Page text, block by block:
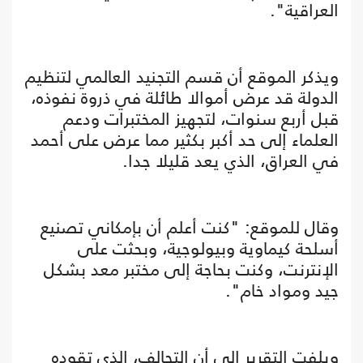
العراقية".
ويذكر الموقع أن قسم التجنيد العالمي لتنظيم
الدولة قد عرض أموالا طائلة في ذروة نفوذه،
قبل أربع سنوات، لتجهيز المختبرات ودعم
العلماء إلى حد أكبر بكثير مما عرض على أحمد
في العراق، الذي يعد قليلا جدا.
وقال للموقع: "كنت أعلم أن بإمكاني تصنيع
أسلحة كيماوية وبيولوجية، وبحثت على
الإنترنت، وكنت بحاجة إلى مختبر معد بشكل
جيد ومواد خام".
ويلفت التقرير إلى أن التحالف، الذي تقوده